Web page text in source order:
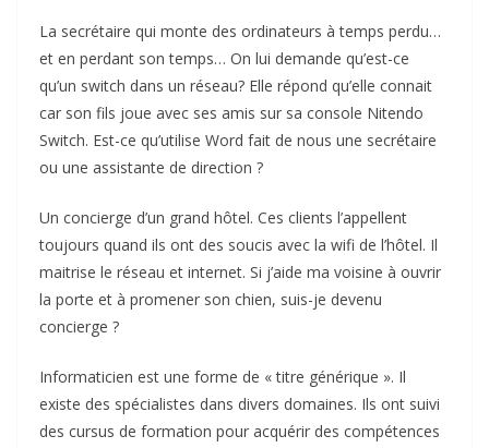
La secrétaire qui monte des ordinateurs à temps perdu…
et en perdant son temps… On lui demande qu’est-ce
qu’un switch dans un réseau? Elle répond qu’elle connait
car son fils joue avec ses amis sur sa console Nitendo
Switch. Est-ce qu’utilise Word fait de nous une secrétaire
ou une assistante de direction ?
Un concierge d’un grand hôtel. Ces clients l’appellent
toujours quand ils ont des soucis avec la wifi de l’hôtel. Il
maitrise le réseau et internet. Si j’aide ma voisine à ouvrir
la porte et à promener son chien, suis-je devenu
concierge ?
Informaticien est une forme de « titre générique ». Il
existe des spécialistes dans divers domaines. Ils ont suivi
des cursus de formation pour acquérir des compétences